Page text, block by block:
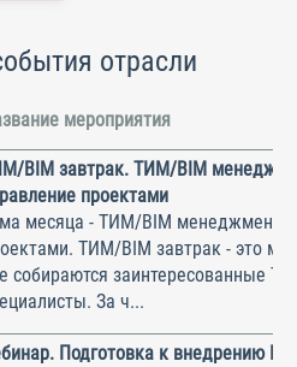
отрасли
мероприятия
BIM завтрак. ТИМ/BIM
проектами
месяца - ТИМ/BIM менеджмент и
ТИМ/BIM завтрак - это
собираются заинтересованные
За ч...
Подготовка к внедрению